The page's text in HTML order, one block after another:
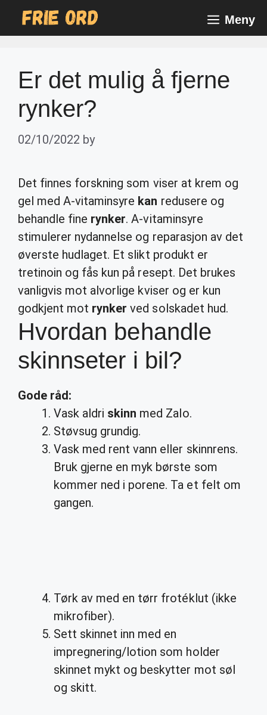
Meny
Er det mulig å fjerne
rynker?
02/10/2022 by
Det finnes forskning som viser at krem og
gel med A-vitaminsyre kan redusere og
behandle fine rynker. A-vitaminsyre
stimulerer nydannelse og reparasjon av det
øverste hudlaget. Et slikt produkt er
tretinoin og fås kun på resept. Det brukes
vanligvis mot alvorlige kviser og er kun
godkjent mot rynker ved solskadet hud.
Hvordan behandle
skinnseter i bil?
Gode råd:
Vask aldri skinn med Zalo.
Støvsug grundig.
Vask med rent vann eller skinnrens.
Bruk gjerne en myk børste som
kommer ned i porene. Ta et felt om
gangen.
Tørk av med en tørr frotéklut (ikke
mikrofiber).
Sett skinnet inn med en
impregnering/lotion som holder
skinnet mykt og beskytter mot søl
og skitt.